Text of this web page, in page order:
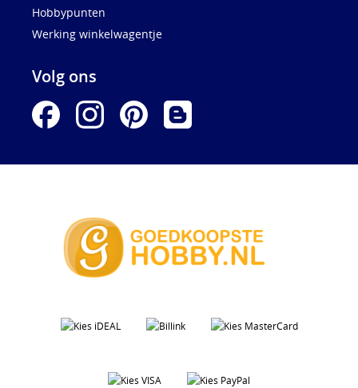
Hobbypunten
Werking winkelwagentje
Volg ons